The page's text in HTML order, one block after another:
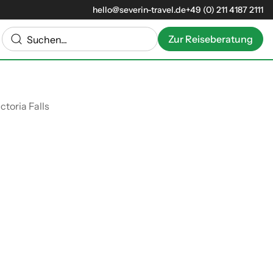
hello@severin-travel.de+49 (0) 211 4187 2111
Zur Reiseberatung